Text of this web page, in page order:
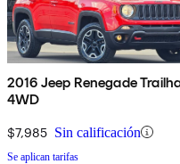
2016 Jeep Renegade
4WD
$7,985 Sin calificación
Se aplican tarifas